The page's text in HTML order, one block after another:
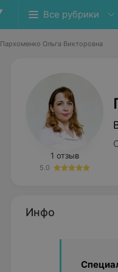
Все рубрики
Пархоменко Ольга Викторовна
1 отзыв
5.0
Инфо